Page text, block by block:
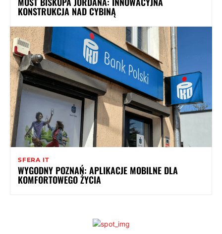
KONSTRUKCJA NAD CYBINĄ
SFERA IT
WYGODNY POZNAŃ: APLIKACJE MOBILNE DLA
KOMFORTOWEGO ŻYCIA